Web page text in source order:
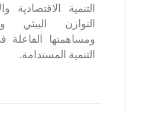
التنمية الاقتصادية
التوازن البيئي
ومساهمتها
التنمية المستدامة.